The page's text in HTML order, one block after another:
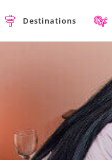
Destinations